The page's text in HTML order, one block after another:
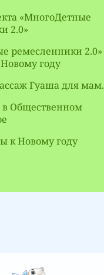
«МногоДетные
2.0»
ремесленники 2.0»
году
Гуаша для мам.
в Общественном
к Новому году